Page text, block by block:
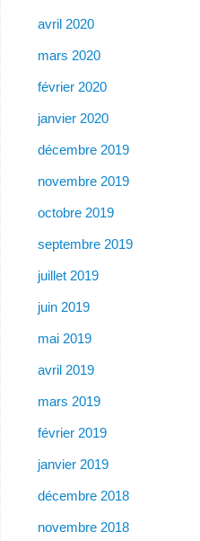
avril 2020
mars 2020
février 2020
janvier 2020
décembre 2019
novembre 2019
octobre 2019
septembre 2019
juillet 2019
juin 2019
mai 2019
avril 2019
mars 2019
février 2019
janvier 2019
décembre 2018
novembre 2018